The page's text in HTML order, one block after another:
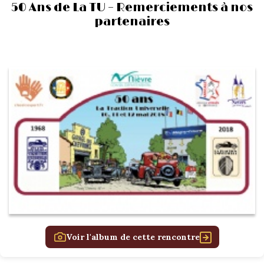
50 Ans de La TU – Remerciements à nos
partenaires
Voir l'album de cette rencontre